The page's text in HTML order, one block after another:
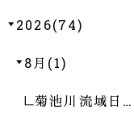
2026(74)
8月(1)
菊池川流域日…